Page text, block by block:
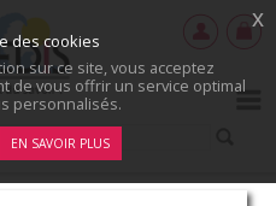
des cookies
sur ce site, vous acceptez
de vous offrir un service optimal
personnalisés.
EN SAVOIR PLUS
x